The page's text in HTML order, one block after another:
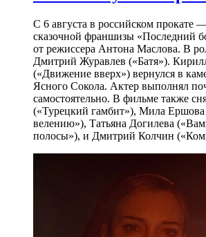
С 6 августа в российском прокате
сказочной франшизы «Последний
от режиссера Антона Маслова. В
Дмитрий Журавлев («Батя»).
(«Движение вверх») вернулся в
Ясного Сокола. Актер выполнял
самостоятельно. В фильме также
(«Турецкий гамбит»), Мила
велению»), Татьяна Догилева
полосы»), и Дмитрий Колчин